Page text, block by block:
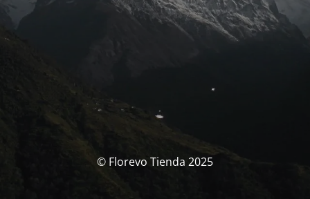
© Florevo Tienda 2025